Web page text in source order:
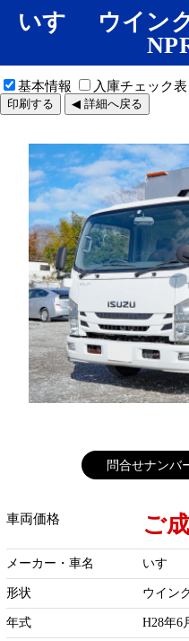
いすゞ ウイン
基本情報 入庫チェック表
印刷する ◀ 詳細へ戻る
問合せナンバ
車両価格 ご
メーカー・車名 いすゞ
形状 ウイン
年式 H28年6